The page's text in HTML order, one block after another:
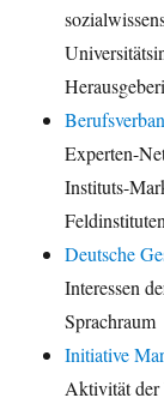
Experten-
Instituts-
Deutsche
Interessen
Sprachraum
Initiative
Aktivität